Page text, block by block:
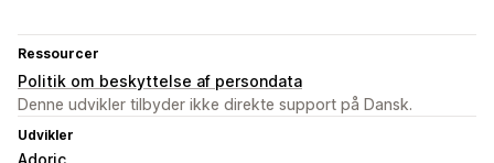
Ressourcer
Politik om beskyttelse af persondata
Denne udvikler tilbyder ikke direkte support på Dansk.
Udvikler